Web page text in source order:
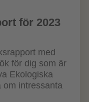
för 2023
med
för dig som är
Ekologiska
om intressanta